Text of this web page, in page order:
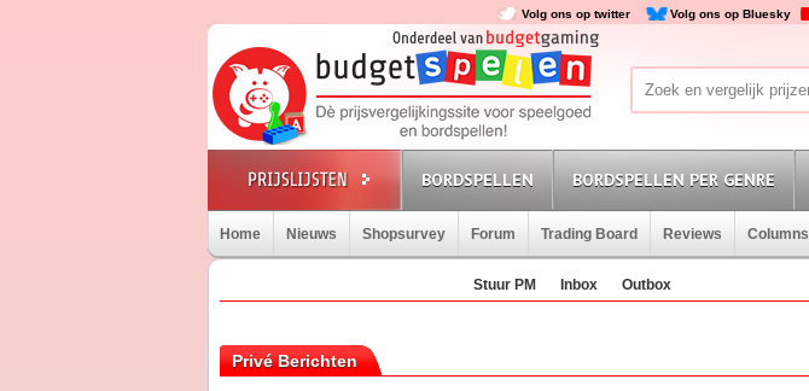
Volg ons op twitter Volg ons op Bluesky
BORDSPELLEN BORDSPELLEN PER GENRE
Home Nieuws Shopsurvey Forum Trading Board Reviews Columns
Stuur PM Inbox Outbox
Privé Berichten